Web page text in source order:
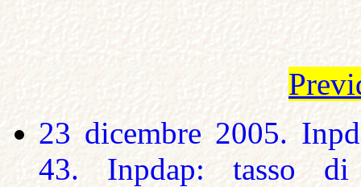
23 dicembre 2005.
43. Inpdap: tasso di